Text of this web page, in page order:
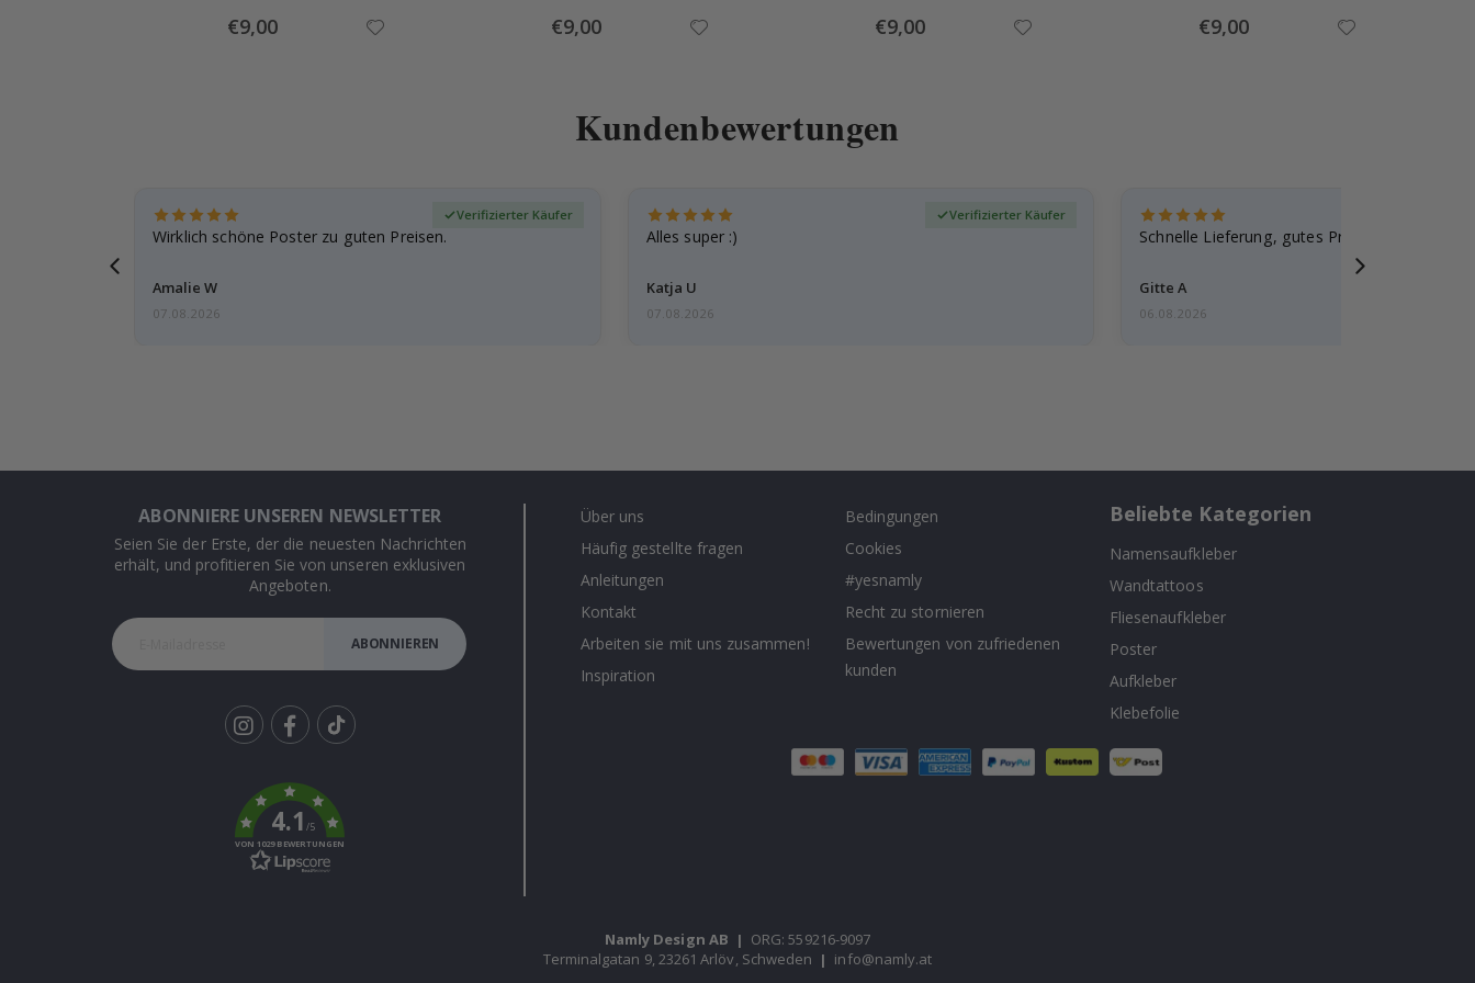
Special
Price
€9,00 Special
Price
€9,00 Special
Price
€9,00 Special
Price
€9,00
Kundenbewertungen
Wirklich schöne Poster zu guten Preisen.
Amalie W
Verifizierter Käufer
07.08.2026
Alles super :)
Katja U
Verifizierter Käufer
07.08.2026
Schnelle Lieferung, gutes Produkt
Gitte A
06.08.2026
ABONNIERE UNSEREN NEWSLETTER
Seien Sie der Erste, der die neuesten Nachrichten
erhält, und profitieren Sie von unseren exklusiven
Angeboten.
ABONNIEREN
k
4.1/5
VON 1029 BEWERTUNGEN
Über uns
Häufig gestellte fragen
Anleitungen
Kontakt
Arbeiten sie mit uns zusammen!
Inspiration
Bedingungen
Cookies
#yesnamly
Recht zu stornieren
Bewertungen von zufriedenen
kunden
Beliebte Kategorien
Namensaufkleber
Wandtattoos
Fliesenaufkleber
Poster
Aufkleber
Klebefolie
Namly Design AB | ORG: 559216-9097
Terminalgatan 9, 23261 Arlöv, Schweden | info@namly.at